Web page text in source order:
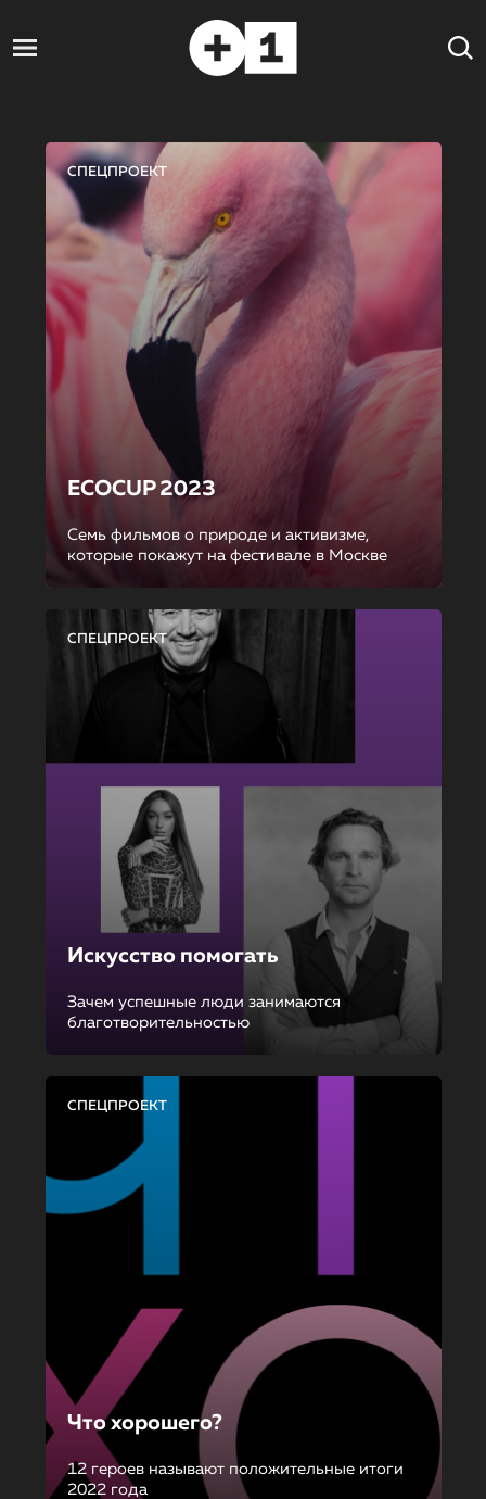
СПЕЦПРОЕКТ
ECOCUP 2023
Семь фильмов о природе и активизме,
которые покажут на фестивале в Москве
СПЕЦПРОЕКТ
Искусство помогать
Зачем успешные люди занимаются
благотворительностью
СПЕЦПРОЕКТ
Что хорошего?
12 героев называют положительные итоги
2022 года